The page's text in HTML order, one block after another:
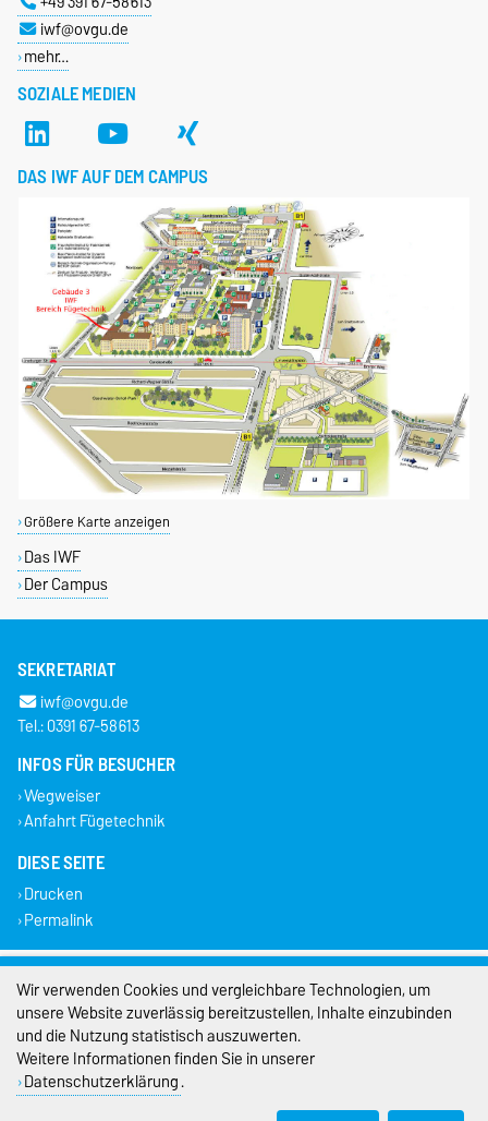
SOZIALE MEDIEN
iwf@ovgu.de
mehr…
DAS IWF AUF DEM CAMPUS
Größere Karte anzeigen
Das IWF
Der Campus
SEKRETARIAT
iwf@ovgu.de
Tel.: 0391 67-58613
INFOS FÜR BESUCHER
Wegweiser
Anfahrt Fügetechnik
DIESE SEITE
Drucken
Permalink
Impressum
Datenschutz
Barrierefreiheit
Cookie-Einstellungen
Wir verwenden Cookies und vergleichbare Technologien, um
unsere Website zuverlässig bereitzustellen, Inhalte einzubinden
und die Nutzung statistisch auszuwerten.
Weitere Informationen finden Sie in unserer
Datenschutzerklärung.